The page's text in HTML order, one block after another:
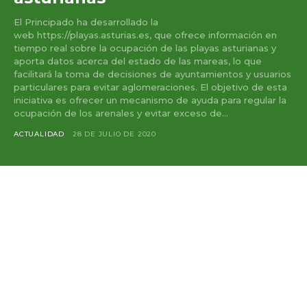
El Principado ha desarrollado la
web https://playas.asturias.es, que ofrece información en
tiempo real sobre la ocupación de las playas asturianas y
aporta datos acerca del estado de las mareas, lo que
facilitará la toma de decisiones de ayuntamientos y usuarios
particulares para evitar aglomeraciones. El objetivo de esta
iniciativa es ofrecer un mecanismo de ayuda para regular la
ocupación de los arenales y evitar exceso de...
ACTUALIDAD 28 DE JULIO DE 2020